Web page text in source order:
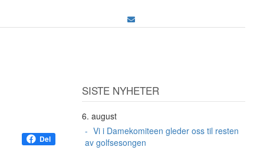
Del
SISTE NYHETER
6. august
Vi i Damekomiteen gleder oss til resten
av golfsesongen